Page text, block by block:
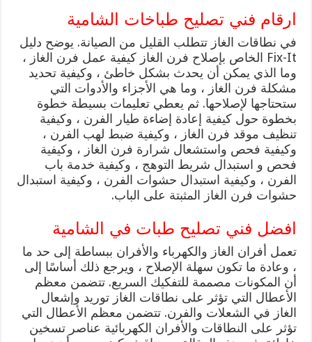
ارقام فني تصليح طباخات الشامية
في نطاقات الغاز تتطلب القليل من الصيانة. يوضح دليل
Fix-It الخاص بإصلاح فرن الغاز كيفية عمل فرن الغاز ،
وما الذي يمكن أن يحدث بشكل خاطئ ، وكيفية تحديد
مشكلة فرن الغاز ، وما هي الأجزاء والأدوات التي
ستحتاجها لإصلاحها. ثم يعطي تعليمات بسيطة خطوة
بخطوة حول كيفية إعادة إضاءة طيار الفرن ، وكيفية
تنظيف موقد فرن الغاز ، وكيفية ضبط لهب الفرن ،
وكيفية فحص واستشعال شرارة فرن الغاز ، وكيفية
فحص و استبدال شريط التوهج ، وكيفية خدمة باب
الفرن ، وكيفية استبدال حشوات الفرن ، وكيفية استبدال
حشوات فرن الغاز المثبتة على الباب.
افضل فني تصليح طبات في الشامية
تعمل أفران الغاز والكهرباء والأفران ببساطة إلى حد ما
، وعادة ما تكون سهلة الإصلاح ، ويرجع ذلك أساسًا إلى
أن المكونات مصممة للتفكيك السريع. تتضمن معظم
الأعطال التي تؤثر على نطاقات الغاز توريد وإشعال
الغاز في الشعلات والفرن. تتضمن معظم الأعطال التي
تؤثر على النطاقات والأفران الكهربائية عناصر تسخين